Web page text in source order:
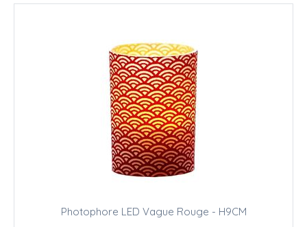
Photophore LED Vague Rouge - H9CM